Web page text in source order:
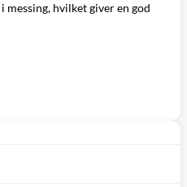
hvilket giver en god